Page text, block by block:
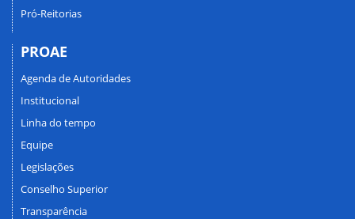
Pró-Reitorias
PROAE
Agenda de Autoridades
Institucional
Linha do tempo
Equipe
Legislações
Conselho Superior
Transparência